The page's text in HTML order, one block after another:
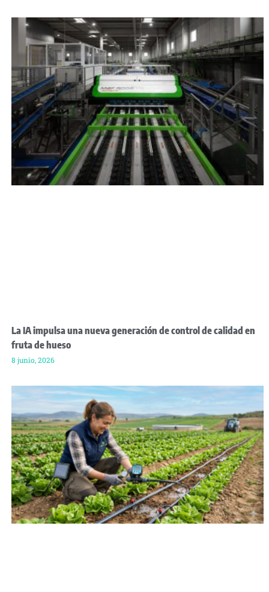
La IA impulsa una nueva generación de control de calidad en
fruta de hueso
8 junio, 2026